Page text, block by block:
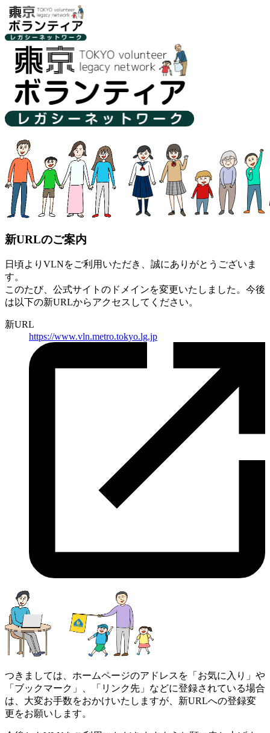
新URLのご案内
日頃よりVLNをご利用いただき、誠にありがとうございま
す。
このたび、公式サイトのドメインを変更いたしました。 今後
は以下の新URLからアクセスしてください。
新URL
https://www.vln.metro.tokyo.lg.jp
つきましては、ホームページのアドレスを「お気に入り」や
「ブックマーク」、「リンク先」などに登録されている場合
は、大変お手数をおかけいたしますが、新URLへの登録変
更をお願いします。